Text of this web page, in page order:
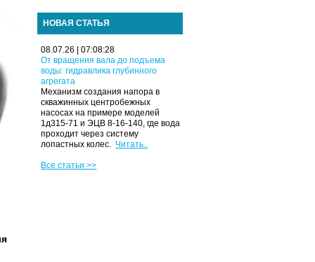
НОВАЯ СТАТЬЯ
08.07.26 | 07:08:28
От вращения вала до подъема
воды: гидравлика глубинного
агрегата
Механизм создания напора в
скважинных центробежных
насосах на примере моделей
1д315-71 и ЭЦВ 8-16-140, где вода
проходит через систему
лопастных колес. Читать..
Все статьи >>